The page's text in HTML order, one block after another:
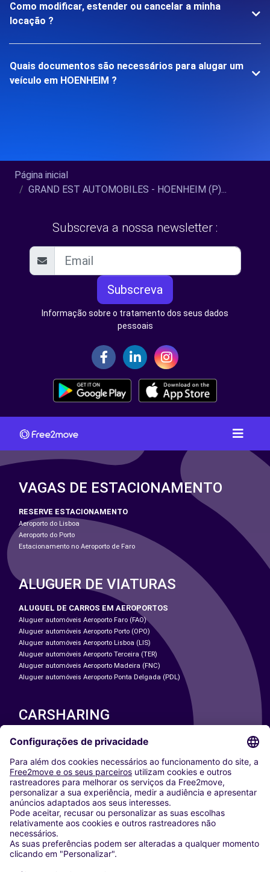
Como modificar, estender ou cancelar a minha
locação ?
Quais documentos são necessários para alugar um
veículo em HOENHEIM ?
Página inicial
GRAND EST AUTOMOBILES - HOENHEIM (P)...
Subscreva a nossa newsletter :
Subscreva
Informação sobre o tratamento dos seus dados
pessoais
VAGAS DE ESTACIONAMENTO
RESERVE ESTACIONAMENTO
Aeroporto do Lisboa
Aeroporto do Porto
Estacionamento no Aeroporto de Faro
ALUGUER DE VIATURAS
ALUGUEL DE CARROS EM AEROPORTOS
Aluguer automóveis Aeroporto Faro (FAO)
Aluguer automóveis Aeroporto Porto (OPO)
Aluguer automóveis Aeroporto Lisboa (LIS)
Aluguer automóveis Aeroporto Terceira (TER)
Aluguer automóveis Aeroporto Madeira (FNC)
Aluguer automóveis Aeroporto Ponta Delgada (PDL)
CARSHARING
NOSSAS CIDADES
Washington DC
Milan
Rome
Turin
Vienna
Berlin
Cologne
Dusseldorf
Frankfurt